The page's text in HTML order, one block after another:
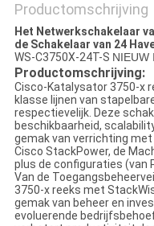
Productomschrijving
Het Netwerkschakelaar
de Schakelaar van 24
WS-C3750X-24T-S NIEUW
Productomschrijving:
Cisco-Katalysator 3750-x
klasse lijnen van
respectievelijk. Deze
beschikbaarheid,
gemak van verrichting
Cisco StackPower, de
plus de configuraties (van
Van de
3750-x reeks met
gemak van beheer en
evoluerende